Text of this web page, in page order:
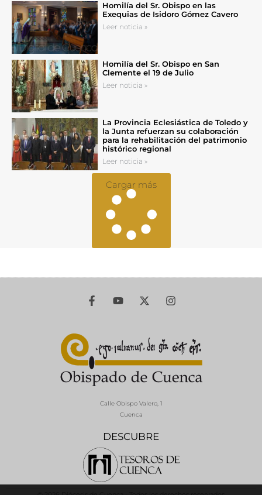
Homilía del Sr. Obispo en las
Exequias de Isidoro Gómez Cavero
Leer noticia »
Homilía del Sr. Obispo en San
Clemente el 19 de Julio
Leer noticia »
La Provincia Eclesiástica de Toledo y
la Junta refuerzan su colaboración
para la rehabilitación del patrimonio
histórico regional
Leer noticia »
Cargar más
DESCUBRE
Calle Obispo Valero, 1
Cuenca